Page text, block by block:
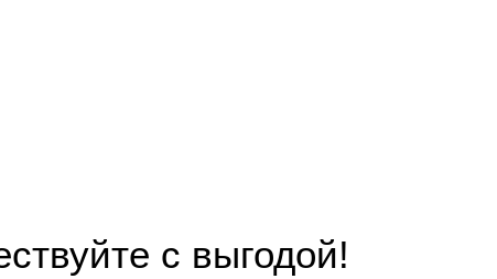
с выгодой!